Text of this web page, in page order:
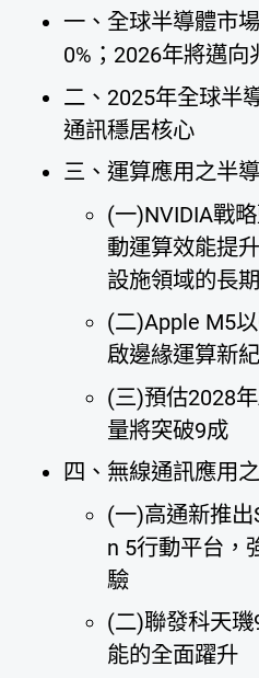
一、全球半導體市
0%；2026年將邁向
二、2025年全球半
通訊穩居核心
三、運算應用之半
(一)NVIDIA戰
動運算效能提
設施領域的長
(二)Apple M5
啟邊緣運算新
(三)預估2028
量將突破9成
四、無線通訊應用
(一)高通新推出
n 5行動平台，
驗
(二)聯發科天
能的全面躍升